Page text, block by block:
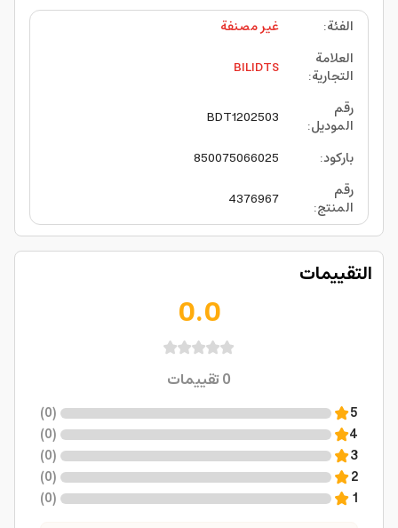
الفئة:
غير مصنفة
العلامة
التجارية:
BILIDTS
رقم
الموديل:
BDT1202503
باركود:
850075066025
رقم
المنتج:
4376967
التقييمات
0.0
0تقييمات
5
(
0
)
4
(
0
)
3
(
0
)
2
(
0
)
1
(
0
)